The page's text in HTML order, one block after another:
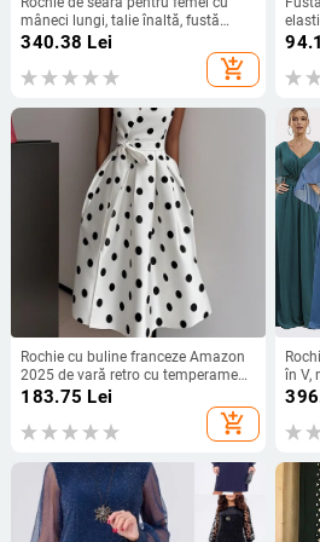
mâneci lungi, talie înaltă, fustă
lungă, țesătură spray metalică,
340.38 Lei
add_shopping_cart
Rochie cu buline franceze Amazon
2025 de vară retro cu temperament
nou, talie subțire, fustă pentru femei
183.75 Lei
add_shopping_cart
în V,
cu